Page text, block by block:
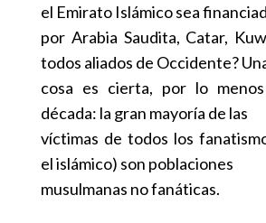
el Emirato Islámico sea
por Arabia Saudita, Catar,
todos aliados de Occidente?
cosa es cierta, por lo
década: la gran mayoría de las
víctimas de todos los
el islámico) son poblaciones
musulmanas no fanáticas.